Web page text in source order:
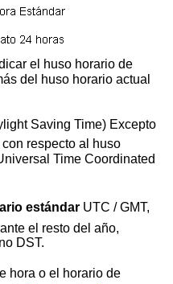
el huso horario de
del huso horario actual
Saving Time) Excepto
con respecto al huso
Time Coordinated
estándar UTC / GMT,
el resto del año,
DST.
hora o el horario de